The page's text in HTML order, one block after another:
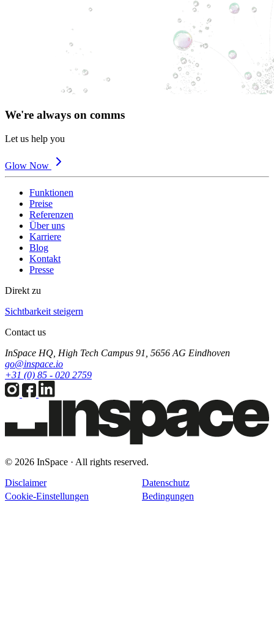
We're always on comms
Let us help you
Glow Now
Funktionen
Preise
Referenzen
Über uns
Karriere
Blog
Kontakt
Presse
Direkt zu
Sichtbarkeit steigern
Contact us
InSpace HQ, High Tech Campus 91, 5656 AG Eindhoven
go@inspace.io
+31 (0) 85 - 020 2759
© 2026 InSpace · All rights reserved.
Disclaimer
Datenschutz
Cookie-Einstellungen
Bedingungen